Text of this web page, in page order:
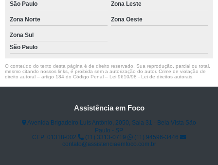
São Paulo Zona Leste
Zona Norte Zona Oeste
Zona Sul
São Paulo
O conteúdo do texto desta página é de direito reservado. Sua reprodução, parcial ou total,
mesmo citando nossos links, é proibida sem a autorização do autor. Crime de violação de
direito autoral – artigo 184 do Código Penal – Lei 9610/98 - Lei de direitos autorais
Assistência em Foco
Avenida Brigadeiro Luís Antônio, 2050, Sala 31 - Bela Vista São
Paulo - SP
CEP: 01318-002
(11) 3313-0719
(11) 94596-3446
contato@assistenciaemfoco.com.br